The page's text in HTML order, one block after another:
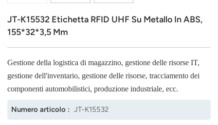
Polski
Tiếng Việt
norsk
JT-K15532 Etichetta RFID UHF Su Metallo In ABS,
155*32*3,5 Mm
Gestione della logistica di magazzino, gestione delle risorse IT,
gestione dell'inventario, gestione delle risorse, tracciamento dei
componenti automobilistici, produzione industriale, ecc.
Numero articolo : JT-K15532